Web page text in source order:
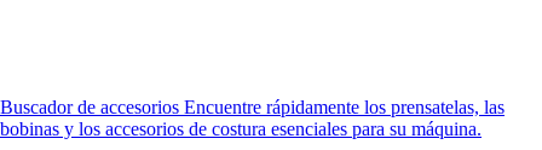
Buscador de accesorios Encuentre rápidamente los prensatelas, las
bobinas y los accesorios de costura esenciales para su máquina.